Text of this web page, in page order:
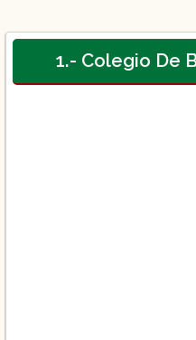
1.- Colegio De